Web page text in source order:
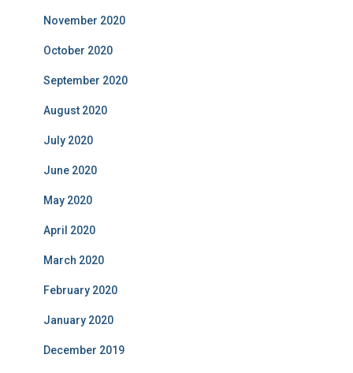
November 2020
October 2020
September 2020
August 2020
July 2020
June 2020
May 2020
April 2020
March 2020
February 2020
January 2020
December 2019